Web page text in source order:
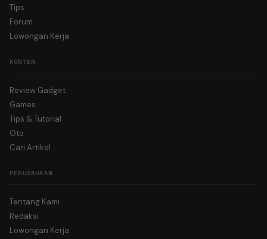
Tips
Forum
Lowongan Kerja
KONTEN
Review Gadget
Games
Tips & Tutorial
Oto
Cari Artikel
PERUSAHAAN
Tentang Kami
Redaksi
Lowongan Kerja